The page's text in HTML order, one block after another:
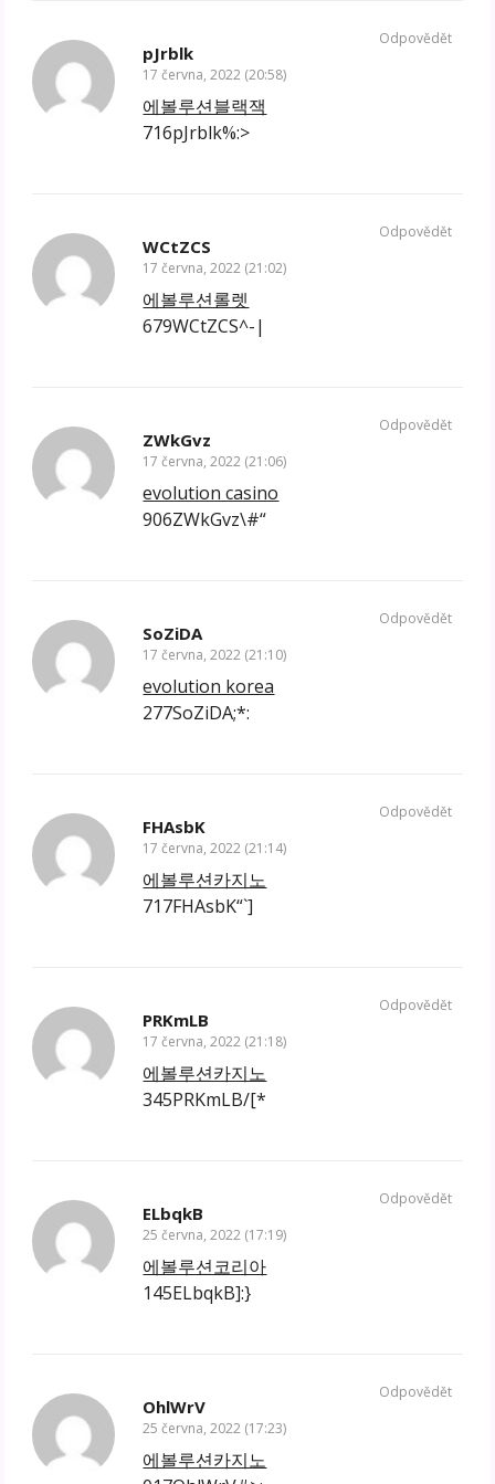
pJrblk
17 června, 2022 (20:58)
에볼루션블랙잭
716pJrblk%:>
Odpovědět
WCtZCS
17 června, 2022 (21:02)
에볼루션롤렛
679WCtZCS^-|
Odpovědět
ZWkGvz
17 června, 2022 (21:06)
evolution casino
906ZWkGvz\#“
Odpovědět
SoZiDA
17 června, 2022 (21:10)
evolution korea
277SoZiDA;*:
Odpovědět
FHAsbK
17 června, 2022 (21:14)
에볼루션카지노
717FHAsbK“`]
Odpovědět
PRKmLB
17 června, 2022 (21:18)
에볼루션카지노
345PRKmLB/[*
Odpovědět
ELbqkB
25 června, 2022 (17:19)
에볼루션코리아
145ELbqkB]:}
Odpovědět
OhlWrV
25 června, 2022 (17:23)
에볼루션카지노
Odpovědět